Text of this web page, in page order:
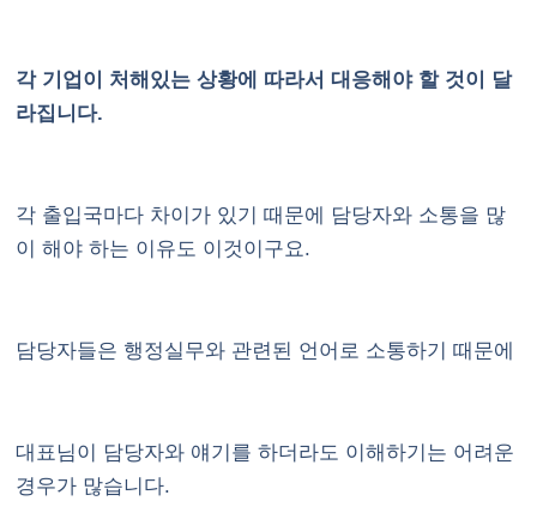
각 기업이 처해있는 상황에 따라서 대응해야 할 것이 달
라집니다.
각 출입국마다 차이가 있기 때문에 담당자와 소통을 많
이 해야 하는 이유도 이것이구요.
담당자들은 행정실무와 관련된 언어로 소통하기 때문에
대표님이 담당자와 얘기를 하더라도 이해하기는 어려운
경우가 많습니다.